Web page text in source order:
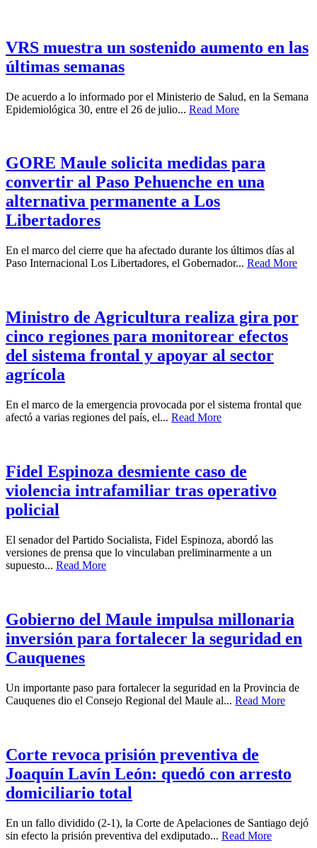
VRS muestra un sostenido aumento en las
últimas semanas
De acuerdo a lo informado por el Ministerio de Salud, en la Semana
Epidemiológica 30, entre el 26 de julio... Read More
GORE Maule solicita medidas para
convertir al Paso Pehuenche en una
alternativa permanente a Los
Libertadores
En el marco del cierre que ha afectado durante los últimos días al
Paso Internacional Los Libertadores, el Gobernador... Read More
Ministro de Agricultura realiza gira por
cinco regiones para monitorear efectos
del sistema frontal y apoyar al sector
agrícola
En el marco de la emergencia provocada por el sistema frontal que
afectó a varias regiones del país, el... Read More
Fidel Espinoza desmiente caso de
violencia intrafamiliar tras operativo
policial
El senador del Partido Socialista, Fidel Espinoza, abordó las
versiones de prensa que lo vinculaban preliminarmente a un
supuesto... Read More
Gobierno del Maule impulsa millonaria
inversión para fortalecer la seguridad en
Cauquenes
Un importante paso para fortalecer la seguridad en la Provincia de
Cauquenes dio el Consejo Regional del Maule al... Read More
Corte revoca prisión preventiva de
Joaquín Lavín León: quedó con arresto
domiciliario total
En un fallo dividido (2-1), la Corte de Apelaciones de Santiago dejó
sin efecto la prisión preventiva del exdiputado... Read More